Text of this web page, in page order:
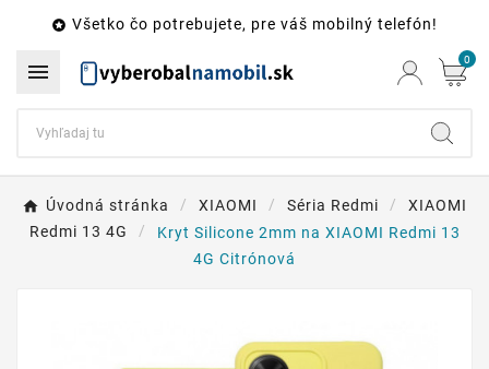
 Všetko čo potrebujete, pre váš mobilný telefón!
 0
Úvodná stránka XIAOMI Séria Redmi
XIAOMI
Redmi 13 4G
Kryt Silicone 2mm na XIAOMI Redmi 13
4G Citrónová